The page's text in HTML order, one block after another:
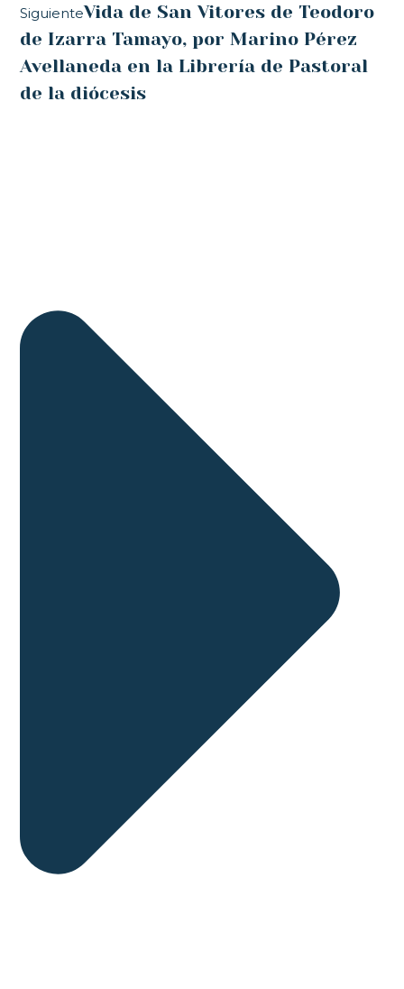
SiguienteVida de San Vitores de Teodoro
de Izarra Tamayo, por Marino Pérez
Avellaneda en la Librería de Pastoral
de la diócesis